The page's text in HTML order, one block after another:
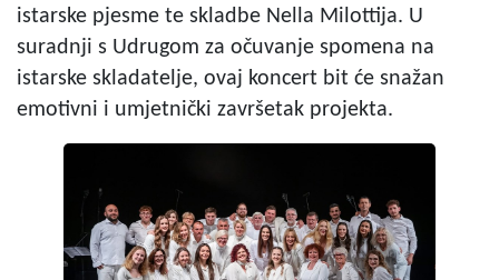
istarske pjesme te skladbe Nella Milottija. U
suradnji s Udrugom za očuvanje spomena na
istarske skladatelje, ovaj koncert bit će snažan
emotivni i umjetnički završetak projekta.